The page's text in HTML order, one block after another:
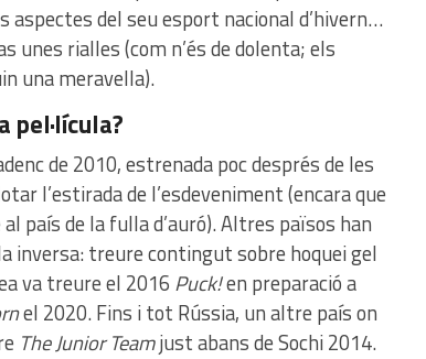
aspectes del seu esport nacional d’hivern…
unes rialles (com n’és de dolenta; els
una meravella).
pel·lícula?
de 2010, estrenada poc després de les
l’estirada de l’esdeveniment (encara que
país de la fulla d’auró). Altres països han
inversa: treure contingut sobre hoquei gel
va treure el 2016 Puck!en preparació a
el 2020. Fins i tot Rússia, un altre país on
The Junior Teamjust abans de Sochi 2014.